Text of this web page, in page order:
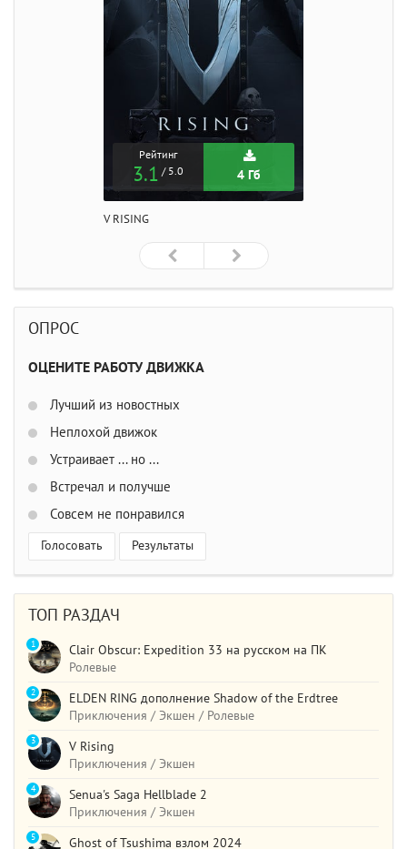
Рейтинг
3.1 / 5.0 4 Гб
V RISING
ОПРОС
ОЦЕНИТЕ РАБОТУ ДВИЖКА
Лучший из новостных
Неплохой движок
Устраивает ... но ...
Встречал и получше
Совсем не понравился
Голосовать Результаты
ТОП РАЗДАЧ
Clair Obscur: Expedition 33 на русском на ПК
Ролевые
1
ELDEN RING дополнение Shadow of the Erdtree
Приключения / Экшен / Ролевые
2
V Rising
Приключения / Экшен
3
Senua's Saga Hellblade 2
Приключения / Экшен
4
Ghost of Tsushima взлом 2024
5